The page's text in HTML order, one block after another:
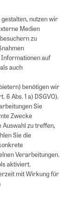
nutzen wir
Medien
zu
Informationen auf
auch
benötigen wir
6 Abs. 1 a) DSGVO).
Sie
Zwecke
Auswahl zu treffen,
Sie die
Verarbeitungen.
aktiviert.
mit Wirkung für